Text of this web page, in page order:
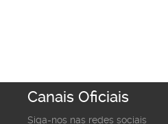
Canais Oficiais
Siga-nos nas redes sociais